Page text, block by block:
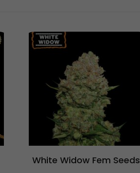
Scegli
White Widow Fem Seeds